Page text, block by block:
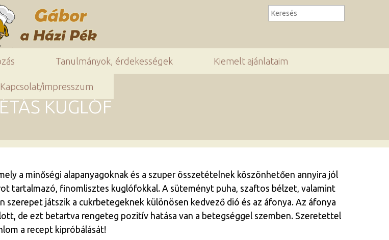
Tanulmányok, érdekességek Kiemelt ajánlataim
Kapcsolat/impresszum
KUGLÓF
a minőségi alapanyagoknak és a szuper összetételnek köszönhetően annyira jól
tartalmazó, finomlisztes kuglófokkal. A süteményt puha, szaftos bélzet, valamint
játszik a cukrbetegeknek különösen kedvező dió és az áfonya. Az áfonya
de ezt betartva rengeteg pozitív hatása van a betegséggel szemben. Szeretettel
a recept kipróbálását!